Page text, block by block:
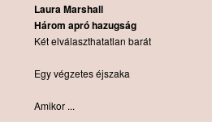
Laura Marshall
Három ​apró hazugság
Két ​elválaszthatatlan barát
Egy végzetes éjszaka
Amikor ...